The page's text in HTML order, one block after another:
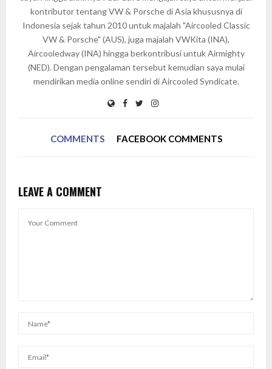
kontributor tentang VW & Porsche di Asia khususnya di
Indonesia sejak tahun 2010 untuk majalah "Aircooled Classic
VW & Porsche" (AUS), juga majalah VWKita (INA),
Aircooledway (INA) hingga berkontribusi untuk Airmighty
(NED). Dengan pengalaman tersebut kemudian saya mulai
mendirikan media online sendiri di Aircooled Syndicate.
COMMENTS FACEBOOK COMMENTS
LEAVE A COMMENT